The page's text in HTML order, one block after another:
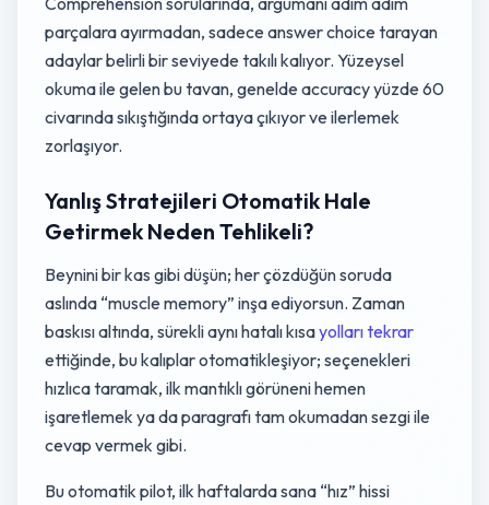
parçalara ayırmadan, sadece answer choice tarayan
adaylar belirli bir seviyede takılı kalıyor. Yüzeysel
okuma ile gelen bu tavan, genelde accuracy yüzde 60
civarında sıkıştığında ortaya çıkıyor ve ilerlemek
zorlaşıyor.
Yanlış Stratejileri Otomatik Hale
Getirmek Neden Tehlikeli?
Beynini bir kas gibi düşün; her çözdüğün soruda
aslında “muscle memory” inşa ediyorsun. Zaman
baskısı altında, sürekli aynı hatalı kısayolları tekrar
ettiğinde, bu kalıplar otomatikleşiyor; seçenekleri
hızlıca taramak, ilk mantıklı görüneni hemen
işaretlemek ya da paragrafı tam okumadan sezgi ile
cevap vermek gibi.
Bu otomatik pilot, ilk haftalarda sana “hız” hissi